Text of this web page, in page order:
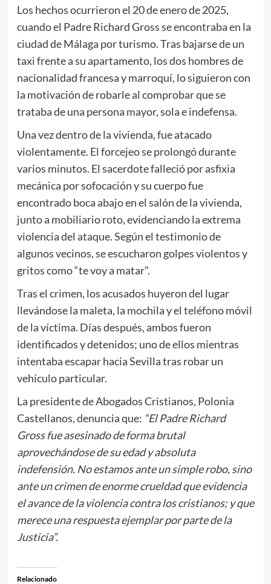
Los hechos ocurrieron el 20 de enero de 2025,
cuando el Padre Richard Gross se encontraba en la
ciudad de Málaga por turismo. Tras bajarse de un
taxi frente a su apartamento, los dos hombres de
nacionalidad francesa y marroquí, lo siguieron con
la motivación de robarle al comprobar que se
trataba de una persona mayor, sola e indefensa.
Una vez dentro de la vivienda, fue atacado
violentamente. El forcejeo se prolongó durante
varios minutos. El sacerdote falleció por asfixia
mecánica por sofocación y su cuerpo fue
encontrado boca abajo en el salón de la vivienda,
junto a mobiliario roto, evidenciando la extrema
violencia del ataque. Según el testimonio de
algunos vecinos, se escucharon golpes violentos y
gritos como “te voy a matar”.
Tras el crimen, los acusados huyeron del lugar
llevándose la maleta, la mochila y el teléfono móvil
de la víctima. Días después, ambos fueron
identificados y detenidos; uno de ellos mientras
intentaba escapar hacia Sevilla tras robar un
vehículo particular.
La presidente de Abogados Cristianos, Polonia
Castellanos, denuncia que: “El Padre Richard
Gross fue asesinado de forma brutal
aprovechándose de su edad y absoluta
indefensión. No estamos ante un simple robo, sino
ante un crimen de enorme crueldad que evidencia
el avance de la violencia contra los cristianos; y que
merece una respuesta ejemplar por parte de la
Justicia”.
Relacionado